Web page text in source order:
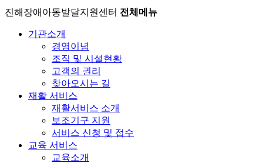
진해장애아동발달지원센터 전체메뉴
기관소개
경영이념
조직 및 시설현황
고객의 권리
찾아오시는 길
재활 서비스
재활서비스 소개
보조기구 지원
서비스 신청 및 접수
교육 서비스
교육소개